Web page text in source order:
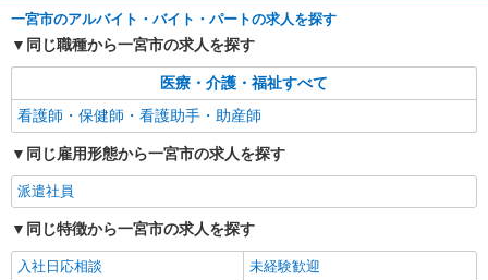
一宮市のアルバイト・バイト・パートの求人を探す
同じ職種から一宮市の求人を探す
医療・介護・福祉すべて
看護師・保健師・看護助手・助産師
同じ雇用形態から一宮市の求人を探す
派遣社員
同じ特徴から一宮市の求人を探す
入社日応相談
未経験歓迎